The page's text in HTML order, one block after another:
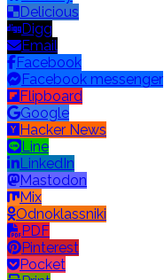
Delicious
Digg
Email
Facebook
Facebook messenger
Flipboard
Google
Hacker News
Line
LinkedIn
Mastodon
Mix
Odnoklassniki
PDF
Pinterest
Pocket